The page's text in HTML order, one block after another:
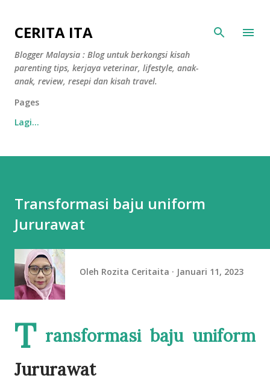
CERITA ITA
Blogger Malaysia : Blog untuk berkongsi kisah
parenting tips, kerjaya veterinar, lifestyle, anak-
anak, review, resepi dan kisah travel.
Pages
Lagi…
Transformasi baju uniform
Jururawat
Oleh Rozita Ceritaita Januari 11, 2023
T ransformasi baju uniform
Jururawat